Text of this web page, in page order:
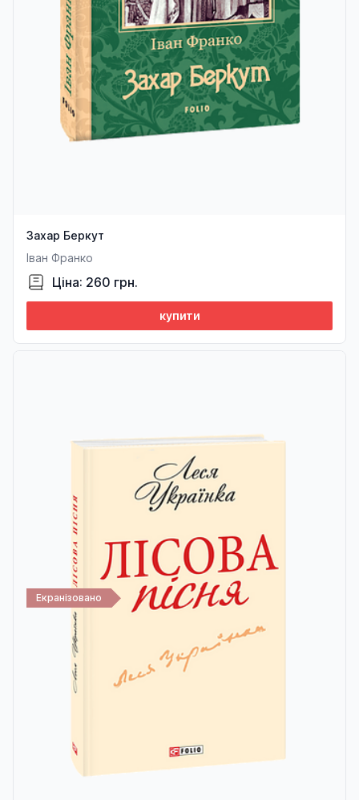
Захар Беркут
Іван Франко
Ціна: 260 грн.
купити
Екранізовано